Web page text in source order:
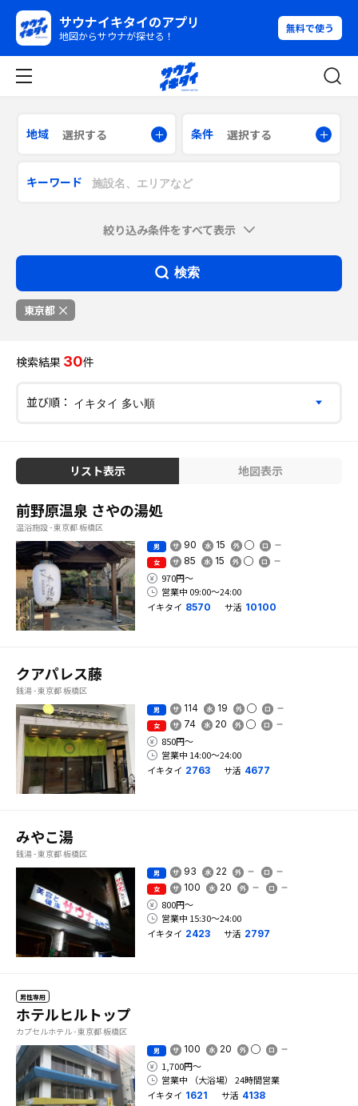
サウナイキタイのアプリ
地図からサウナが探せる！
無料で使う
地域 選択する 条件 選択する
キーワード
絞り込み条件をすべて表示
検索
東京都
検索結果 30件
並び順：
リスト表示 地図表示
前野原温泉 さやの湯処
温浴施設 - 東京都 板橋区
男 90 15
女 85 15
970円〜
営業中 09:00〜24:00
イキタイ 8570 サ活 10100
クアパレス藤
銭湯 - 東京都 板橋区
男 114 19
女 74 20
850円〜
営業中 14:00〜24:00
イキタイ 2763 サ活 4677
みやこ湯
銭湯 - 東京都 板橋区
男 93 22
女 100 20
800円〜
営業中 15:30〜24:00
イキタイ 2423 サ活 2797
男性専用
ホテルヒルトップ
カプセルホテル - 東京都 板橋区
男 100 20
1,700円〜
営業中 （大浴場） 24時間営業
イキタイ 1621 サ活 4138